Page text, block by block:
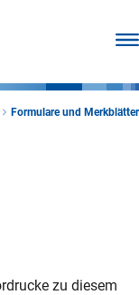
Formulare und Merkblätter
zu diesem